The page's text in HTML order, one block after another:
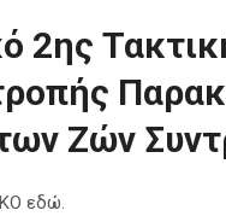
2ης
Ζών
εδώ.